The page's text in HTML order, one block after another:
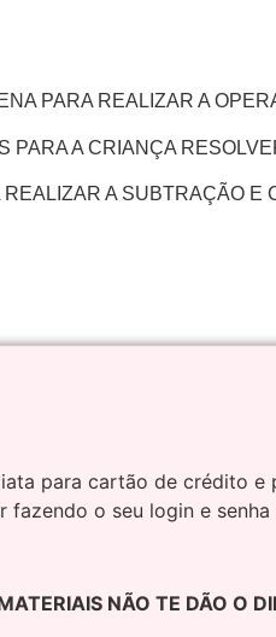
PARA REALIZAR A
PARA A CRIANÇA
A SUBTRAÇÃO E
para cartão de crédito
o seu login e
NÃO TE DÃO O